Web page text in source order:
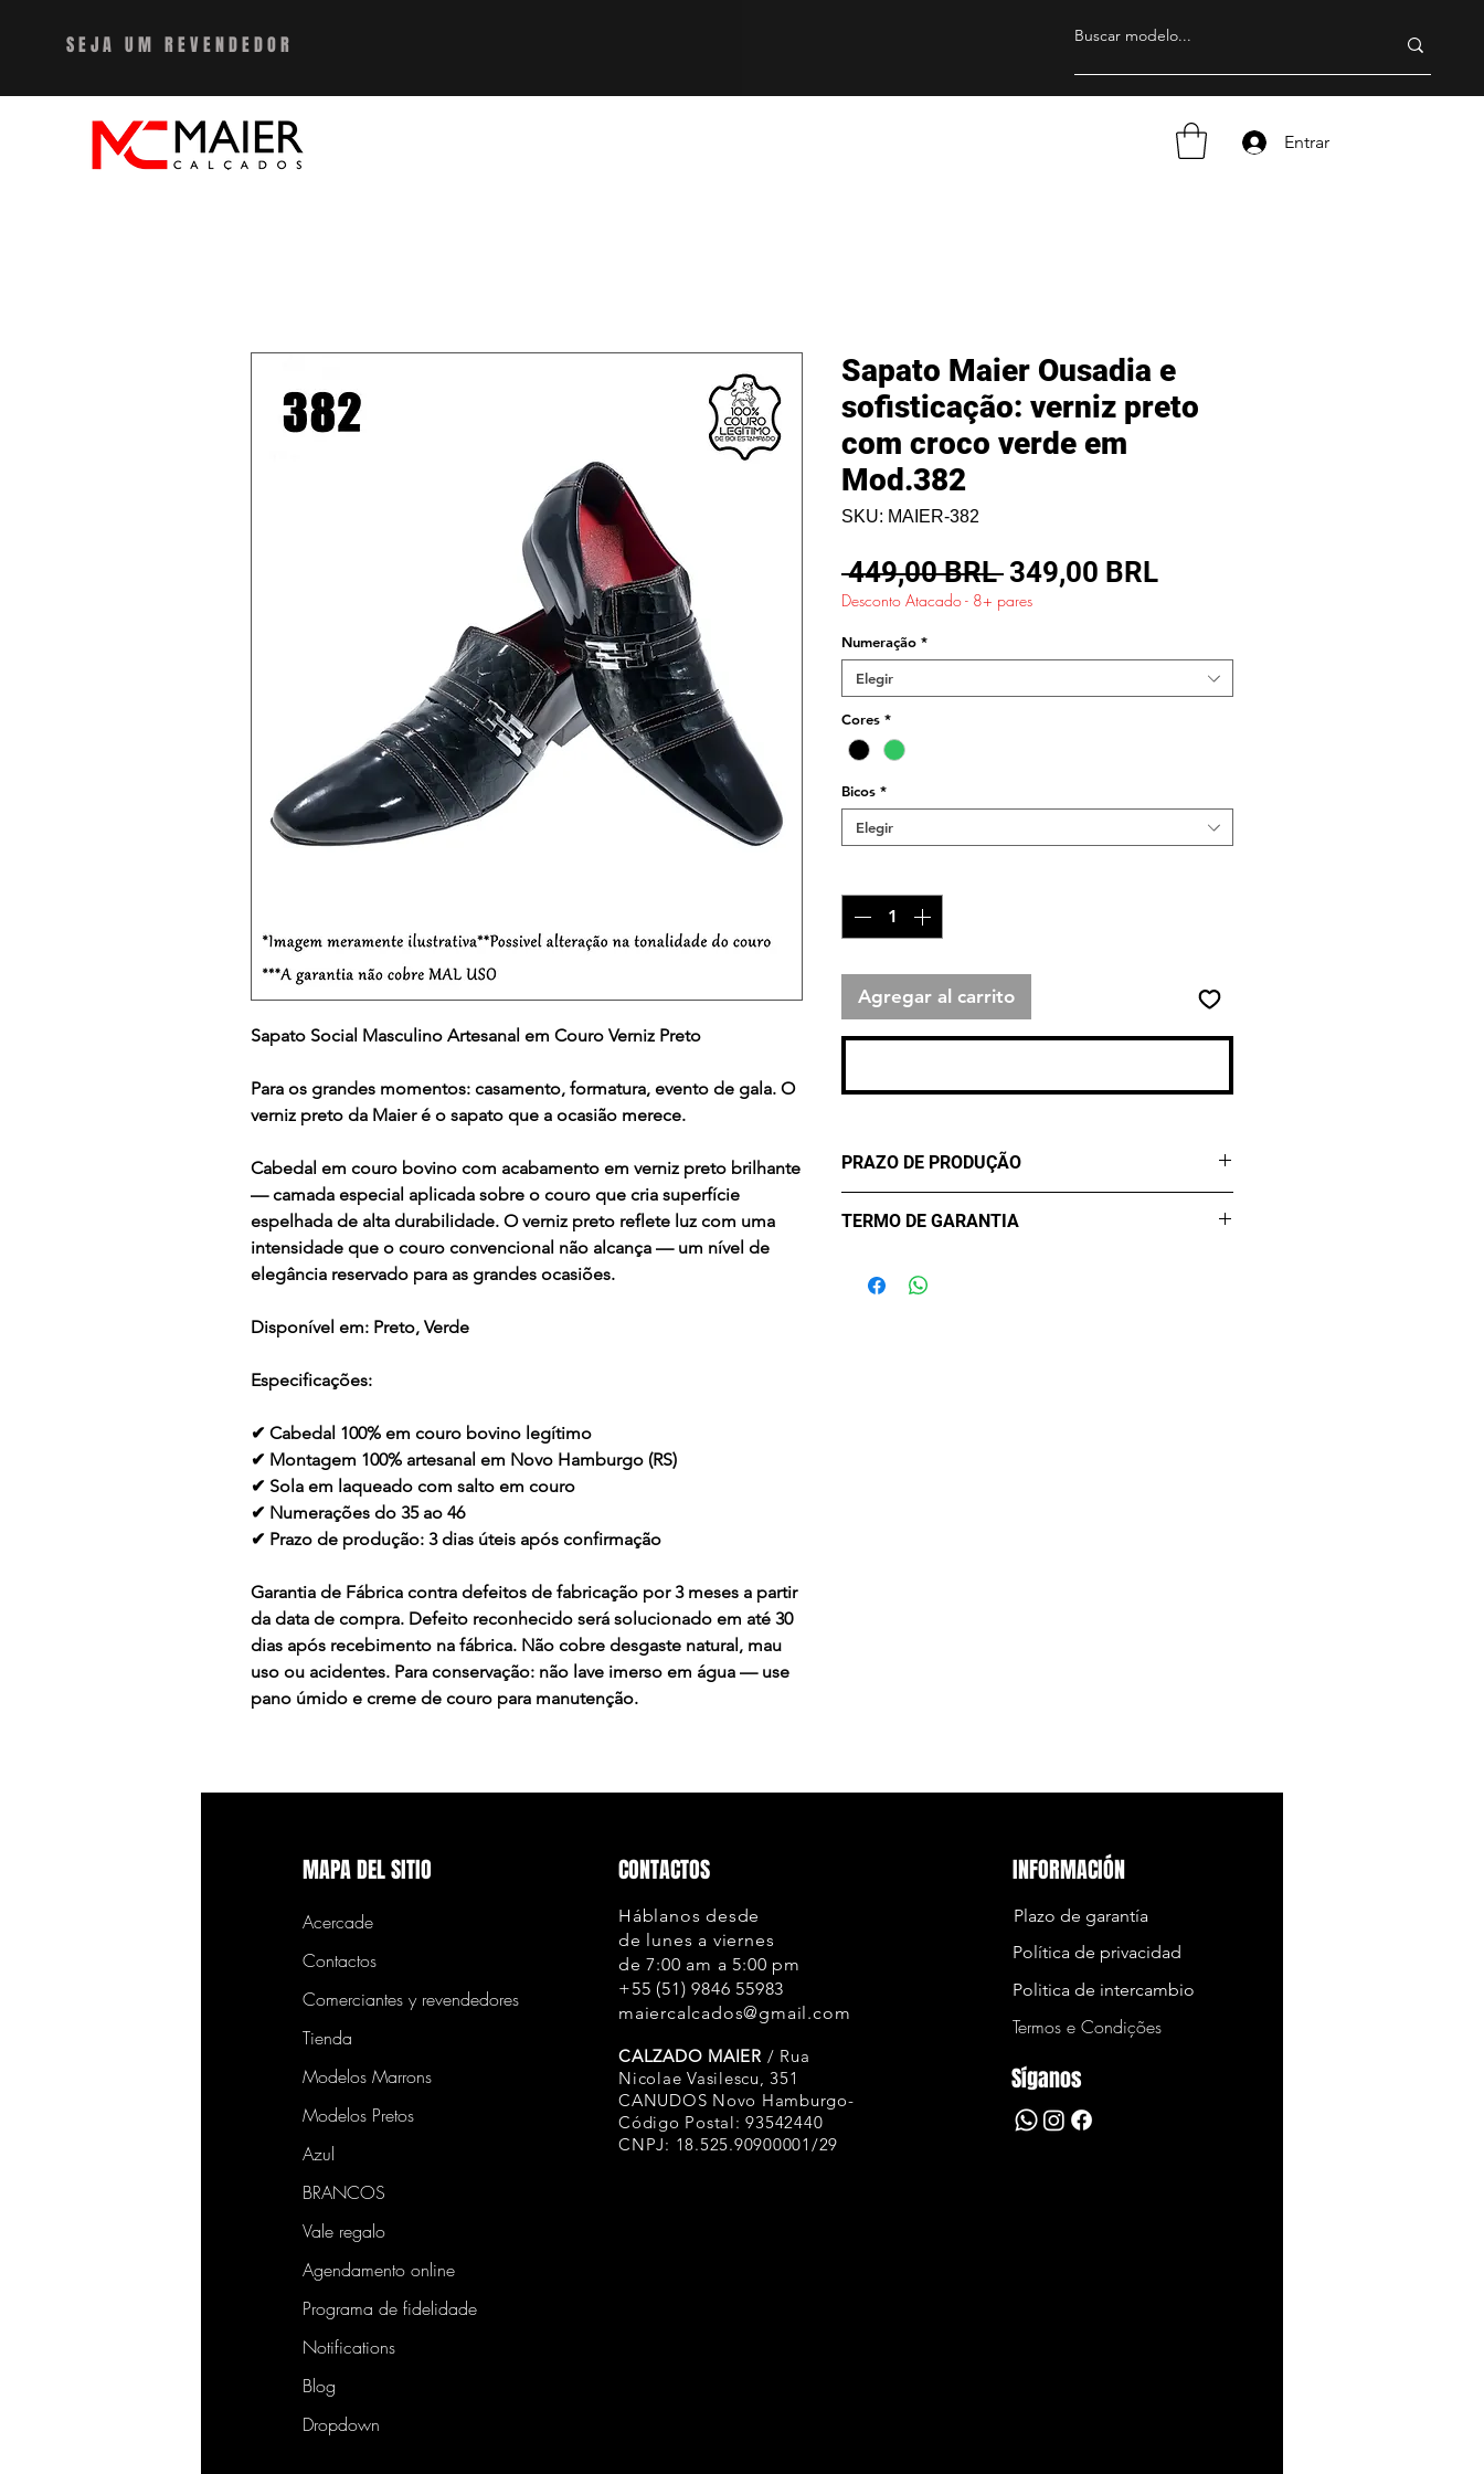
SEJA UM REVENDEDOR
Entrar
Sapato Social Masculino Artesanal em Couro Verniz Preto
Para os grandes momentos: casamento, formatura, evento de gala. O
verniz preto da Maier é o sapato que a ocasião merece.
Cabedal em couro bovino com acabamento em verniz preto brilhante
— camada especial aplicada sobre o couro que cria superfície
espelhada de alta durabilidade. O verniz preto reflete luz com uma
intensidade que o couro convencional não alcança — um nível de
elegância reservado para as grandes ocasiões.
Disponível em: Preto, Verde
Especificações:
✔ Cabedal 100% em couro bovino legítimo
✔ Montagem 100% artesanal em Novo Hamburgo (RS)
✔ Sola em laqueado com salto em couro
✔ Numerações do 35 ao 46
✔ Prazo de produção: 3 dias úteis após confirmação
Garantia de Fábrica contra defeitos de fabricação por 3 meses a partir
da data de compra. Defeito reconhecido será solucionado em até 30
dias após recebimento na fábrica. Não cobre desgaste natural, mau
uso ou acidentes. Para conservação: não lave imerso em água — use
pano úmido e creme de couro para manutenção.
Sapato Maier Ousadia e
sofisticação: verniz preto
com croco verde em
Mod.382
SKU: MAIER-382
449,00 BRL Precio
349,00 BRLPrecio
Desconto Atacado - 8+ pares
Numeração *
Elegir
Cores *
Bicos *
Elegir
Agregar al carrito
PRAZO DE PRODUÇÃO
confirmação do pagamento.
TERMO DE GARANTIA
meses a partir da data de compra. Não cobre
MAPA DEL SITIO
Acercade
Contactos
Comerciantes y revendedores
Tienda
Modelos Marrons
Modelos Pretos
Azul
BRANCOS
Vale regalo
Agendamento online
Programa de fidelidade
Notifications
Blog
Dropdown
CONTACTOS
Háblanos desde
de lunes a viernes
de 7:00 am a 5:00 pm
+55 (51) 9846 55983
maiercalcados@gmail.com
CALZADO MAIER / Rua
Nicolae Vasilescu, 351
CANUDOS Novo Hamburgo-
Código Postal: 93542440
CNPJ: 18.525.90900001/29
INFORMACIÓN
Plazo de garantía
Política de privacidad
Politica de intercambio
Termos e Condições
Síganos